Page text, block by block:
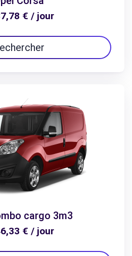
€ / jour
cargo 3m3
€ / jour